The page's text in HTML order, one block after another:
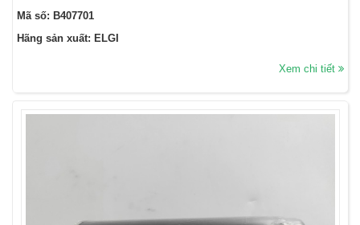
Mã số: B407701
Hãng sản xuất: ELGI
Xem chi tiết